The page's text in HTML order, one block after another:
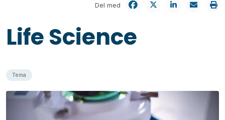
Del med
Life Science
Tema